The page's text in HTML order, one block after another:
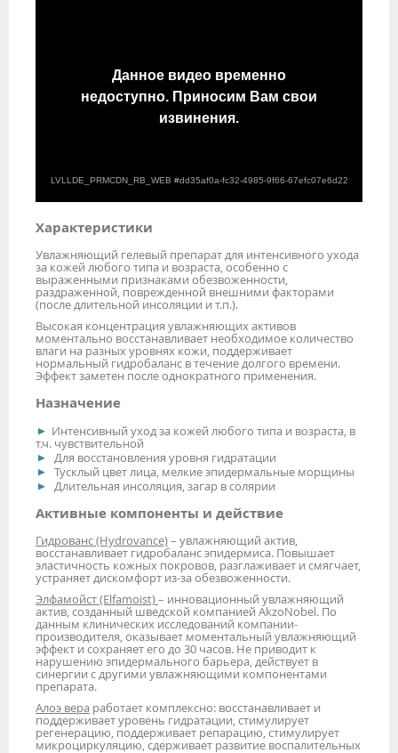
Характеристики
Увлажняющий гелевый препарат для интенсивного ухода
за кожей любого типа и возраста, особенно с
выраженными признаками обезвоженности,
раздраженной, поврежденной внешними факторами
(после длительной инсоляции и т.п.).
Высокая концентрация увлажняющих активов
моментально восстанавливает необходимое количество
влаги на разных уровнях кожи, поддерживает
нормальный гидробаланс в течение долгого времени.
Эффект заметен после однократного применения.
Назначение
Интенсивный уход за кожей любого типа и возраста, в
т.ч. чувствительной
Для восстановления уровня гидратации
Тусклый цвет лица, мелкие эпидермальные морщины
Длительная инсоляция, загар в солярии
Активные компоненты и действие
Гидрованс (Hydrovance)– увлажняющий актив,
восстанавливает гидробаланс эпидермиса. Повышает
эластичность кожных покровов, разглаживает и смягчает,
устраняет дискомфорт из-за обезвоженности.
Элфамойст (Elfamoist)– инновационный увлажняющий
актив, созданный шведской компанией AkzoNobel. По
данным клинических исследований компании-
производителя, оказывает моментальный увлажняющий
эффект и сохраняет его до 30 часов. Не приводит к
нарушению эпидермального барьера, действует в
синергии с другими увлажняющими компонентами
препарата.
Алоэ вера работает комплексно: восстанавливает и
поддерживает уровень гидратации, стимулирует
регенерацию, поддерживает репарацию, стимулирует
микроциркуляцию, сдерживает развитие воспалительных